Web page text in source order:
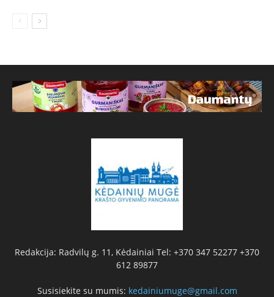
Redakcija: Radvilų g. 11, Kėdainiai Tel: +370 347 52277 +370
612 89877
Susisiekite su mumis: kedainiumuge@gmail.com